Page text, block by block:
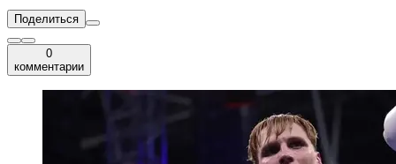
Поделиться
0
комментарии